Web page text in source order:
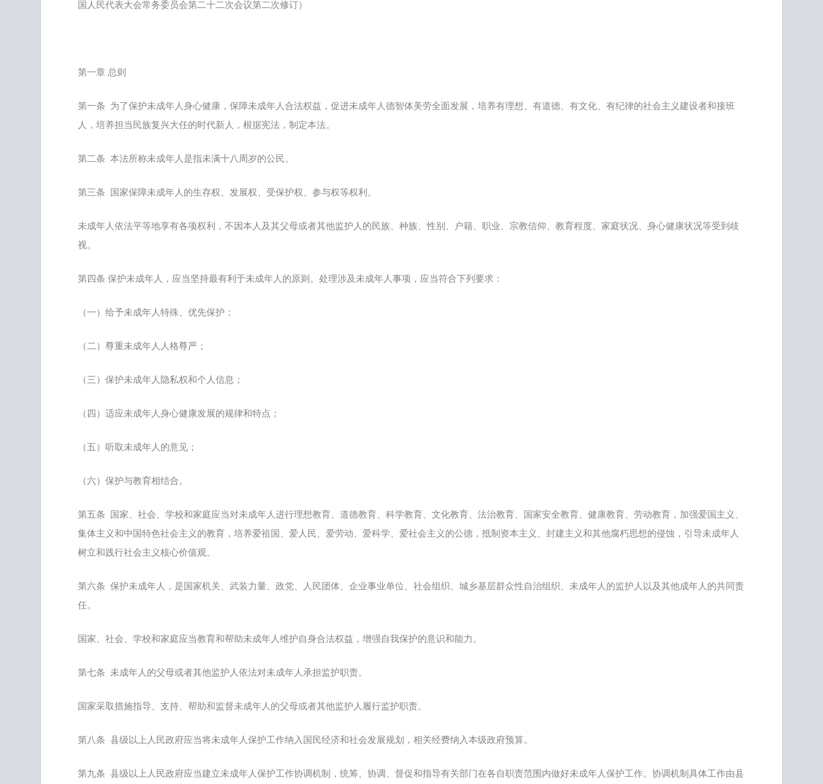
国人民代表大会常务委员会第二十二次会议第二次修订）
第一章 总则
第一条 为了保护未成年人身心健康，保障未成年人合法权益，促进未成年人德智体美劳全面发展，培养有理想、有道德、有文化、有纪律的社会主义建设者和接班
人，培养担当民族复兴大任的时代新人，根据宪法，制定本法。
第二条 本法所称未成年人是指未满十八周岁的公民。
第三条 国家保障未成年人的生存权、发展权、受保护权、参与权等权利。
未成年人依法平等地享有各项权利，不因本人及其父母或者其他监护人的民族、种族、性别、户籍、职业、宗教信仰、教育程度、家庭状况、身心健康状况等受到歧
视。
第四条 保护未成年人，应当坚持最有利于未成年人的原则。处理涉及未成年人事项，应当符合下列要求：
（一）给予未成年人特殊、优先保护；
（二）尊重未成年人人格尊严；
（三）保护未成年人隐私权和个人信息；
（四）适应未成年人身心健康发展的规律和特点；
（五）听取未成年人的意见；
（六）保护与教育相结合。
第五条 国家、社会、学校和家庭应当对未成年人进行理想教育、道德教育、科学教育、文化教育、法治教育、国家安全教育、健康教育、劳动教育，加强爱国主义、
集体主义和中国特色社会主义的教育，培养爱祖国、爱人民、爱劳动、爱科学、爱社会主义的公德，抵制资本主义、封建主义和其他腐朽思想的侵蚀，引导未成年人
树立和践行社会主义核心价值观。
第六条 保护未成年人，是国家机关、武装力量、政党、人民团体、企业事业单位、社会组织、城乡基层群众性自治组织、未成年人的监护人以及其他成年人的共同责
任。
国家、社会、学校和家庭应当教育和帮助未成年人维护自身合法权益，增强自我保护的意识和能力。
第七条 未成年人的父母或者其他监护人依法对未成年人承担监护职责。
国家采取措施指导、支持、帮助和监督未成年人的父母或者其他监护人履行监护职责。
第八条 县级以上人民政府应当将未成年人保护工作纳入国民经济和社会发展规划，相关经费纳入本级政府预算。
第九条 县级以上人民政府应当建立未成年人保护工作协调机制，统筹、协调、督促和指导有关部门在各自职责范围内做好未成年人保护工作。协调机制具体工作由县